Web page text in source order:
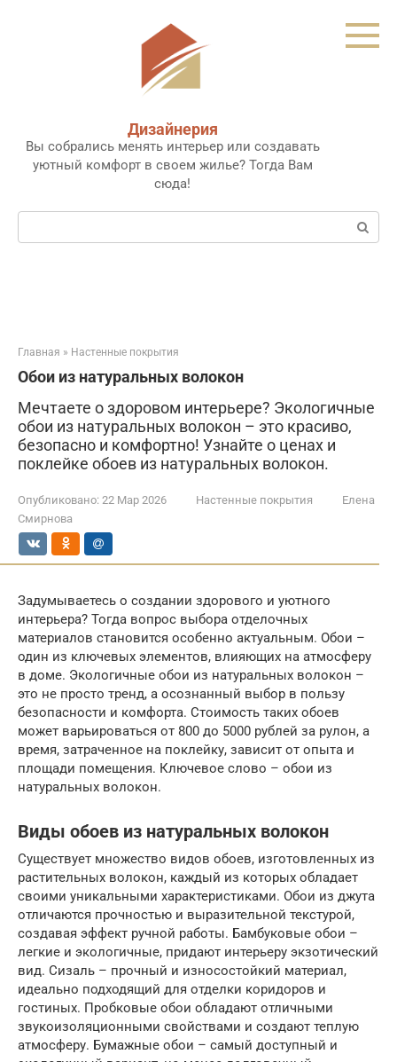
Дизайнерия
Вы собрались менять интерьер или создавать
уютный комфорт в своем жилье? Тогда Вам
сюда!
Поиск:
Главная » Настенные покрытия
Обои из натуральных волокон
Мечтаете о здоровом интерьере? Экологичные
обои из натуральных волокон – это красиво,
безопасно и комфортно! Узнайте о ценах и
поклейке обоев из натуральных волокон.
Опубликовано: 22 Мар 2026 Настенные покрытия
Елена
Смирнова
Задумываетесь о создании здорового и уютного
интерьера? Тогда вопрос выбора отделочных
материалов становится особенно актуальным. Обои –
один из ключевых элементов, влияющих на атмосферу
в доме. Экологичные обои из натуральных волокон –
это не просто тренд, а осознанный выбор в пользу
безопасности и комфорта. Стоимость таких обоев
может варьироваться от 800 до 5000 рублей за рулон, а
время, затраченное на поклейку, зависит от опыта и
площади помещения. Ключевое слово – обои из
натуральных волокон.
Виды обоев из натуральных волокон
Существует множество видов обоев, изготовленных из
растительных волокон, каждый из которых обладает
своими уникальными характеристиками. Обои из джута
отличаются прочностью и выразительной текстурой,
создавая эффект ручной работы. Бамбуковые обои –
легкие и экологичные, придают интерьеру экзотический
вид. Сизаль – прочный и износостойкий материал,
идеально подходящий для отделки коридоров и
гостиных. Пробковые обои обладают отличными
звукоизоляционными свойствами и создают теплую
атмосферу. Бумажные обои – самый доступный и